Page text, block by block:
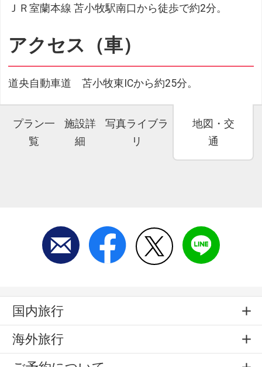
ＪＲ室蘭本線 苫小牧駅南口から徒歩で約2分。
アクセス（車）
道央自動車道 苫小牧東ICから約25分。
プラン一
覧
施設詳
細
写真ライブラ
リ
地図・交
通
国内旅行
海外旅行